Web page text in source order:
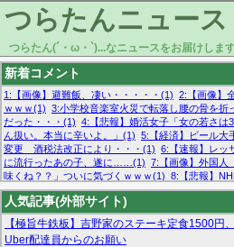
つらたんニュース
つらたん(´・ω・`)...なニュースをお届けしま
新着コメント
1:【画像】避難飯、凄い・・・・・(1) 2:【画像】
ｗｗｗ(1) 3:小学校音楽室火災で転落し腰の骨を折
だった・・・(1) 4:【悲報】婚活女子「女の若さは
ん扱い。本当に辛いよ。」(1) 5:【経済】ビール大
変更 酒税法改正により・・・(1) 6:【速報】レッ
に流行ったあの子、遂に……(1) 7:【画像】外国人
味くね？？」ついに気づくｗｗｗ(1) 8:【悲報】
る・・・(1) 9:欧州委員長「原発縮小は間違いでし
足、限界突破 52%「正社員も足りてません…」(1)
人気記事(外部サイト)
【極旨牛鉄板】吉野家のステーキ定食1500円
Uber配達員からのお願い